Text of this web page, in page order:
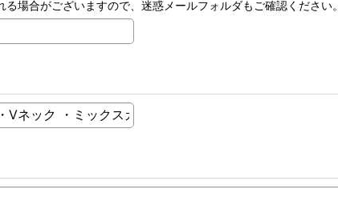
場合がございますので、迷惑メールフォルダもご確認ください。